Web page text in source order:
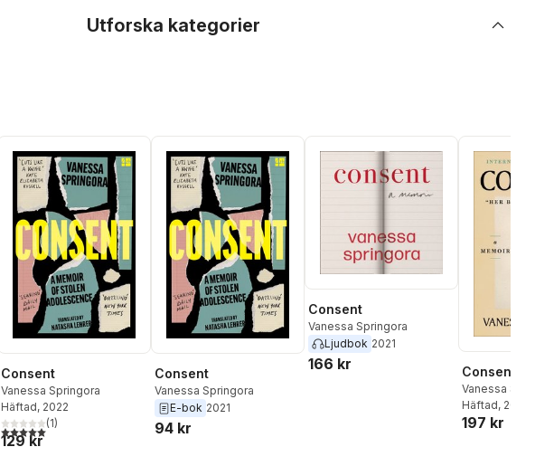
Utforska kategorier
Consent
Vanessa Springora
Häftad, 2022
5,0utav 5 stjärnor. Totalt antal röster:
(1)
129 kr
Consent
Vanessa Springora
E-bok 2021
94 kr
Consent
Vanessa Springora
Ljudbok 2021
166 kr Consent
Vanessa
Häftad, 2022
197 kr